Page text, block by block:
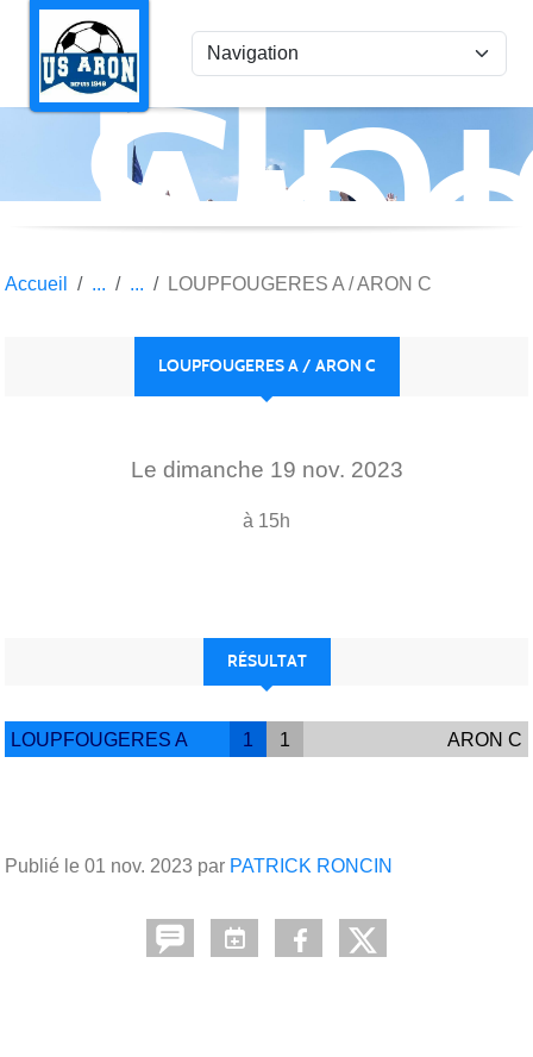
Accueil LOUPFOUGERES A / ARON C
LOUPFOUGERES A / ARON C
Le dimanche 19 nov. 2023
à 15h
RÉSULTAT
LOUPFOUGERES A 1 1 ARON C
Publié le 01 nov. 2023 par PATRICK RONCIN
Panneau de gestion des cookies